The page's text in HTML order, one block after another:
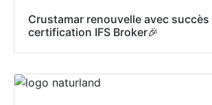
Crustamar renouvelle avec succès
certification IFS Broker🎉